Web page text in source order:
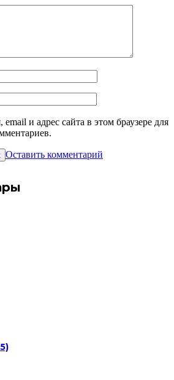
и адрес сайта в этом браузере для
Оставить комментарий